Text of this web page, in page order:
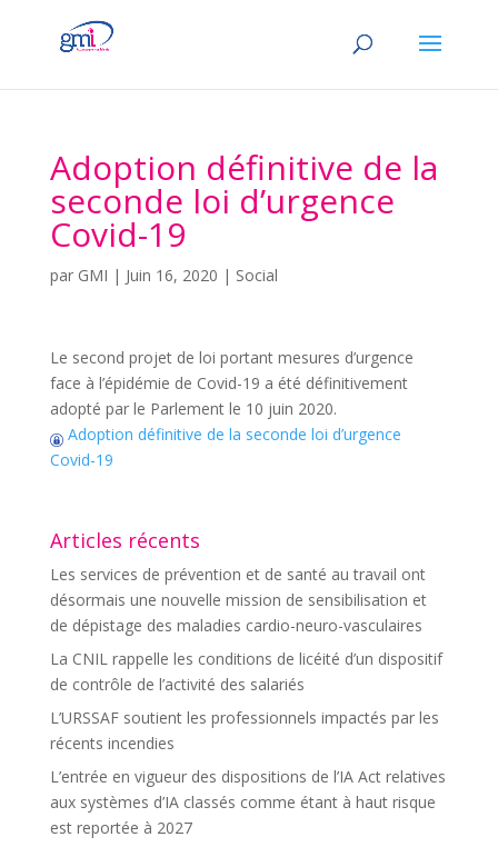
Adoption définitive de la
seconde loi d’urgence
Covid-19
par GMI | Juin 16, 2020 | Social
Le second projet de loi portant mesures d’urgence
face à l’épidémie de Covid-19 a été définitivement
adopté par le Parlement le 10 juin 2020.
Adoption définitive de la seconde loi d’urgence
Covid-19
Articles récents
Les services de prévention et de santé au travail ont
désormais une nouvelle mission de sensibilisation et
de dépistage des maladies cardio-neuro-vasculaires
La CNIL rappelle les conditions de licéité d’un dispositif
de contrôle de l’activité des salariés
L’URSSAF soutient les professionnels impactés par les
récents incendies
L’entrée en vigueur des dispositions de l’IA Act relatives
aux systèmes d’IA classés comme étant à haut risque
est reportée à 2027